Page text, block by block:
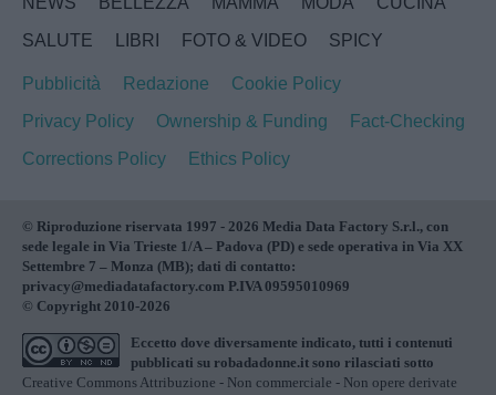
SALUTE
LIBRI FOTO & VIDEO SPICY
Pubblicità Redazione
Cookie Policy
Privacy Policy
Ownership & Funding
Fact-Checking
Corrections Policy
Ethics Policy
© Riproduzione riservata 1997 - 2026 Media Data Factory S.r.l., con
sede legale in Via Trieste 1/A – Padova (PD) e sede operativa in Via XX
Settembre 7 – Monza (MB); dati di contatto:
privacy@mediadatafactory.com P.IVA 09595010969
© Copyright 2010-2026
Eccetto dove diversamente indicato, tutti i contenuti
pubblicati su robadadonne.it sono rilasciati sotto
Creative Commons Attribuzione - Non commerciale - Non opere derivate